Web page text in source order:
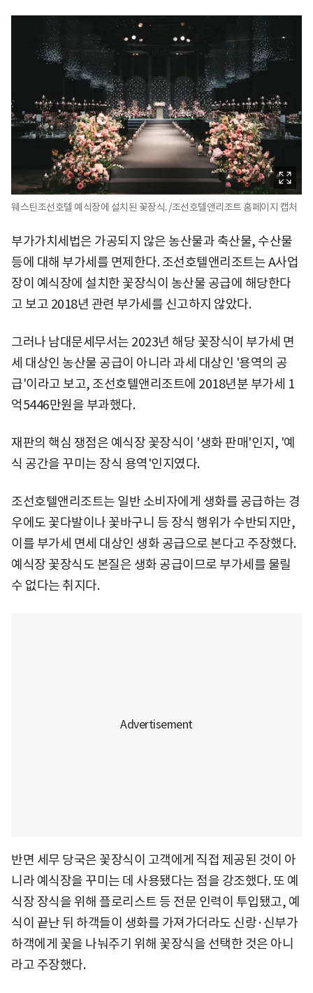
웨스틴조선호텔 예식장에 설치된 꽃장식. /조선호텔앤리조트 홈페이지 캡처
부가가치세법은 가공되지 않은 농산물과 축산물, 수산물
등에 대해 부가세를 면제한다. 조선호텔앤리조트는 A사업
장이 예식장에 설치한 꽃장식이 농산물 공급에 해당한다
고 보고 2018년 관련 부가세를 신고하지 않았다.
그러나 남대문세무서는 2023년 해당 꽃장식이 부가세 면
세 대상인 농산물 공급이 아니라 과세 대상인 '용역의 공
급'이라고 보고, 조선호텔앤리조트에 2018년분 부가세 1
억5446만원을 부과했다.
재판의 핵심 쟁점은 예식장 꽃장식이 '생화 판매'인지, '예
식 공간을 꾸미는 장식 용역'인지였다.
조선호텔앤리조트는 일반 소비자에게 생화를 공급하는 경
우에도 꽃다발이나 꽃바구니 등 장식 행위가 수반되지만,
이를 부가세 면세 대상인 생화 공급으로 본다고 주장했다.
예식장 꽃장식도 본질은 생화 공급이므로 부가세를 물릴
수 없다는 취지다.
반면 세무 당국은 꽃장식이 고객에게 직접 제공된 것이 아
니라 예식장을 꾸미는 데 사용됐다는 점을 강조했다. 또 예
식장 장식을 위해 플로리스트 등 전문 인력이 투입됐고, 예
식이 끝난 뒤 하객들이 생화를 가져가더라도 신랑·신부가
하객에게 꽃을 나눠주기 위해 꽃장식을 선택한 것은 아니
라고 주장했다.